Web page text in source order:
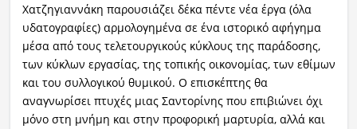
Χατζηγιαννάκη παρουσιάζει δέκα πέντε νέα έργα (όλα
υδατογραφίες) αρμολογημένα σε ένα ιστορικό αφήγημα
μέσα από τους τελετουργικούς κύκλους της παράδοσης,
των κύκλων εργασίας, της τοπικής οικονομίας, των εθίμων
και του συλλογικού θυμικού. Ο επισκέπτης θα
αναγνωρίσει πτυχές μιας Σαντορίνης που επιβιώνει όχι
μόνο στη μνήμη και στην προφορική μαρτυρία, αλλά και